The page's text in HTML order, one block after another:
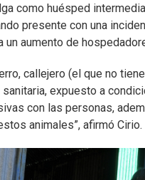
como huésped
presente con una
aumento de
callejero (el que no
expuesto a
con las personas,
animales”, afirmó Cirio.